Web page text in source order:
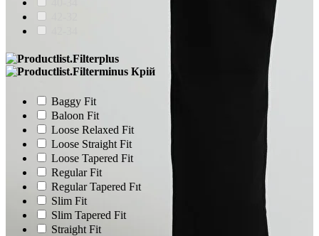
Крій
Baggy Fit
Baloon Fit
Loose Relaxed Fit
Loose Straight Fit
Loose Tapered Fit
Regular Fit
Regular Tapered Fıt
Slim Fit
Slim Tapered Fit
Straight Fit